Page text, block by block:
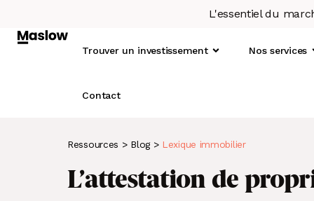
L'essentiel du
Trouver un investissement Nos services
2.
Contact
Ressources > Blog> Lexique immobilier
L’attestation de